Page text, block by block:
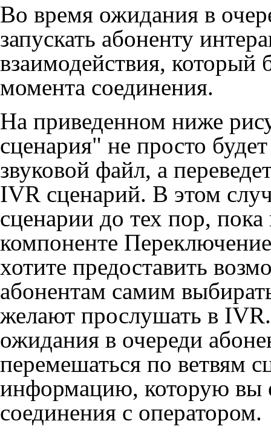
Во время ожидания в
запускать абоненту
взаимодействия, который
момента соединения.
На приведенном ниже
сценария" не просто
звуковой файл, а
IVR сценарий. В этом
сценарии до тех пор,
компоненте
хотите предоставить
абонентам самим
желают прослушать в
ожидания в очереди
перемешаться по ветвям
информацию, которую вы
соединения с оператором.